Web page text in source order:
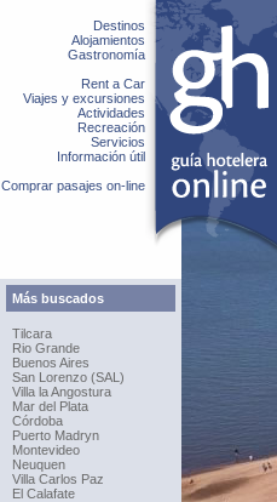
Destinos
Alojamientos
Gastronomía
Rent a Car
Viajes y excursiones
Actividades
Recreación
Servicios
Información útil
Comprar pasajes on-line
Más buscados
Tilcara
Rio Grande
Buenos Aires
San Lorenzo (SAL)
Villa la Angostura
Mar del Plata
Córdoba
Puerto Madryn
Montevideo
Neuquen
Villa Carlos Paz
El Calafate